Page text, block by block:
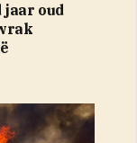
jaar oud